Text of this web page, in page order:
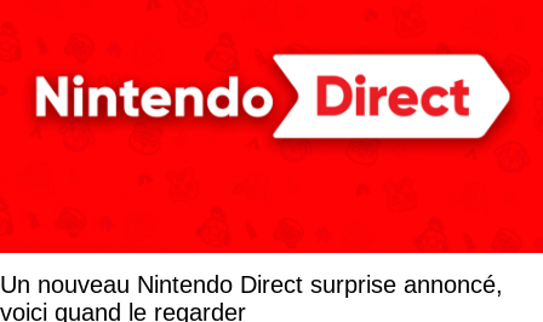
Un nouveau Nintendo Direct surprise annoncé,
voici quand le regarder